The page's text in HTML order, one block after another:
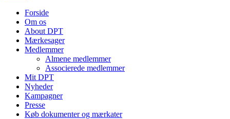
Forside
Om os
About DPT
Mærkesager
Medlemmer
Almene medlemmer
Associerede medlemmer
Mit DPT
Nyheder
Kampagner
Presse
Køb dokumenter og mærkater